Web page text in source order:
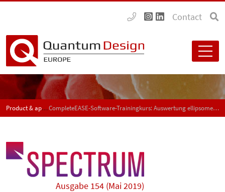
Contact
Product & application news - SPECTRUM CompleteEASE-Software-Trainingkurs: Auswertung ellipsometrischer Messdaten
Ausgabe 154 (Mai 2019)